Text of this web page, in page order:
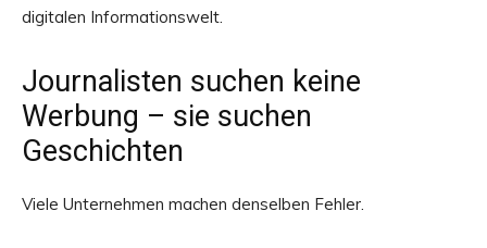
digitalen Informationswelt.
Journalisten suchen keine
Werbung – sie suchen
Geschichten
Viele Unternehmen machen denselben Fehler.